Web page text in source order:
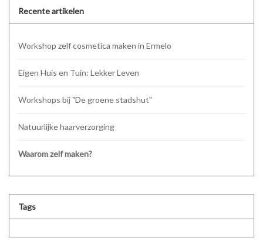
Recente artikelen
Workshop zelf cosmetica maken in Ermelo
Eigen Huis en Tuin: Lekker Leven
Workshops bij "De groene stadshut"
Natuurlijke haarverzorging
Waarom zelf maken?
Tags